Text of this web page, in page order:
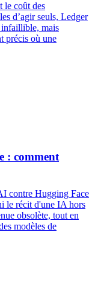
le coût des
d’agir seuls, Ledger
infaillible, mais
précis où une
: comment
contre Hugging Face
le récit d'une IA hors
obsolète, tout en
modèles de